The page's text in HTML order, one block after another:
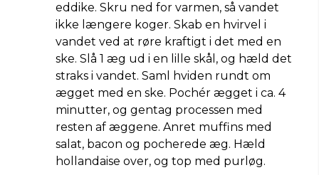
eddike. Skru ned for varmen, så vandet
ikke længere koger. Skab en hvirvel i
vandet ved at røre kraftigt i det med en
ske. Slå 1 æg ud i en lille skål, og hæld det
straks i vandet. Saml hviden rundt om
ægget med en ske. Pochér ægget i ca. 4
minutter, og gentag processen med
resten af æggene. Anret muffins med
salat, bacon og pocherede æg. Hæld
hollandaise over, og top med purløg.